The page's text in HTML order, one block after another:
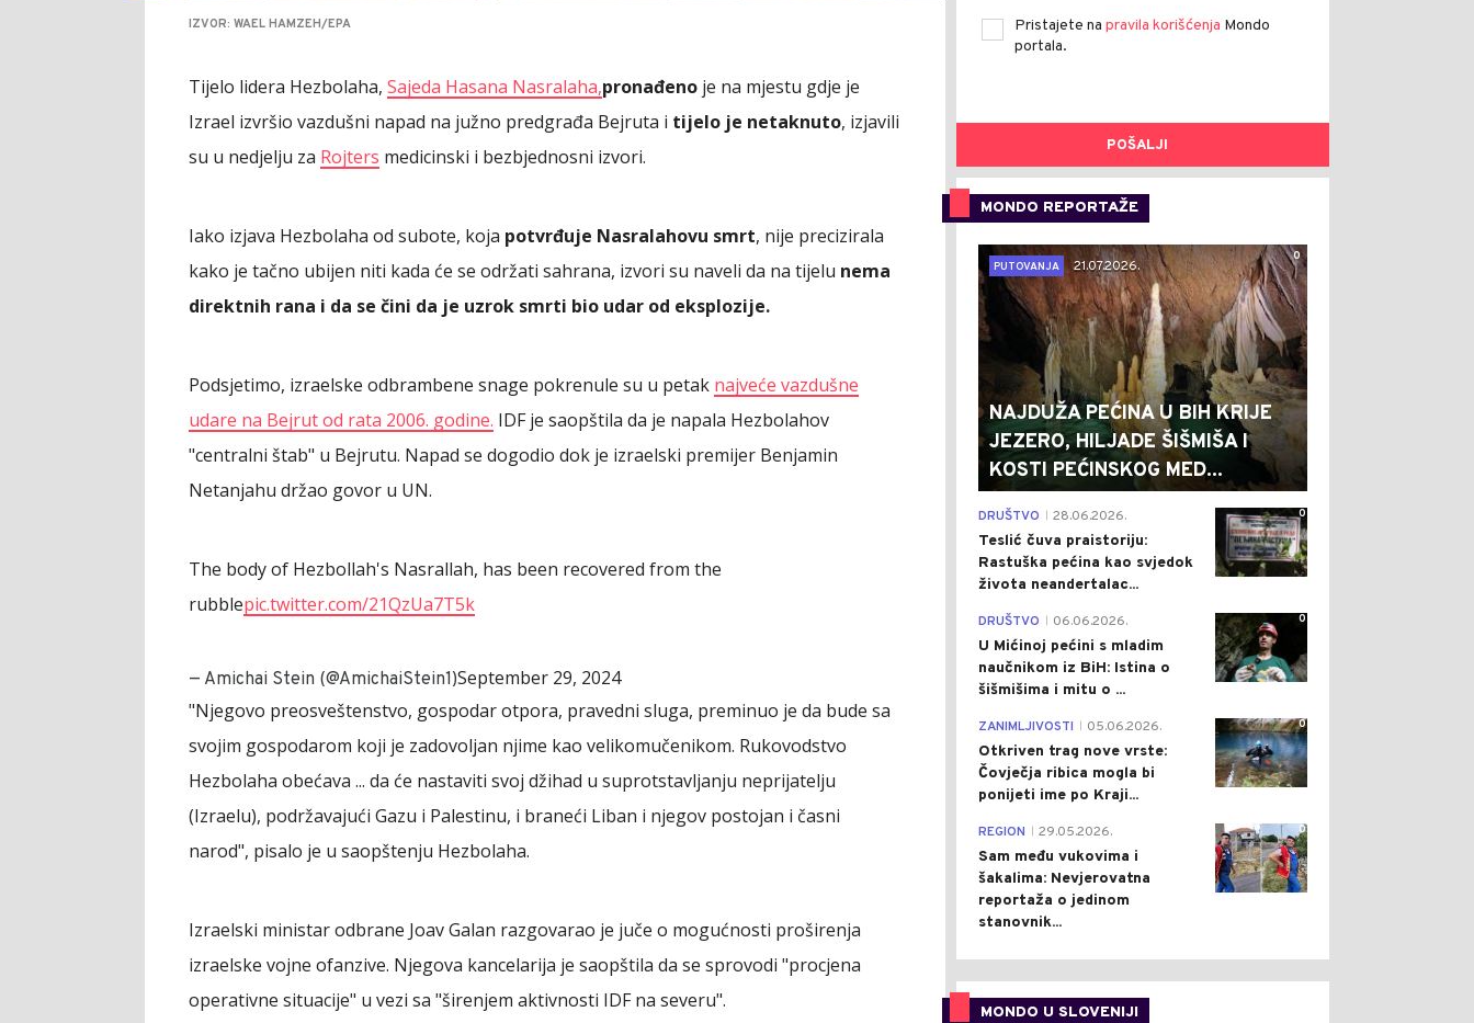
IZVOR: WAEL HAMZEH/EPA
Tijelo lidera Hezbolaha, Sajeda Hasana Nasralaha,pronađeno je na mjestu gdje je
Izrael izvršio vazdušni napad na južno predgrađa Bejruta i tijelo je netaknuto, izjavili
su u nedjelju za Rojters medicinski i bezbjednosni izvori.
Iako izjava Hezbolaha od subote, koja potvrđuje Nasralahovu smrt, nije precizirala
kako je tačno ubijen niti kada će se održati sahrana, izvori su naveli da na tijelu nema
direktnih rana i da se čini da je uzrok smrti bio udar od eksplozije.
Podsjetimo, izraelske odbrambene snage pokrenule su u petak najveće vazdušne
udare na Bejrut od rata 2006. godine. IDF je saopštila da je napala Hezbolahov
"centralni štab" u Bejrutu. Napad se dogodio dok je izraelski premijer Benjamin
Netanjahu držao govor u UN.
The body of Hezbollah's Nasrallah, has been recovered from the
rubblepic.twitter.com/21QzUa7T5k
— Amichai Stein (@AmichaiStein1)September 29, 2024
"Njegovo preosveštenstvo, gospodar otpora, pravedni sluga, preminuo je da bude sa
svojim gospodarom koji je zadovoljan njime kao velikomučenikom. Rukovodstvo
Hezbolaha obećava ... da će nastaviti svoj džihad u suprotstavljanju neprijatelju
(Izraelu), podržavajući Gazu i Palestinu, i braneći Liban i njegov postojan i časni
narod", pisalo je u saopštenju Hezbolaha.
Izraelski ministar odbrane Joav Galan razgovarao je juče o mogućnosti proširenja
izraelske vojne ofanzive. Njegova kancelarija je saopštila da se sprovodi "procjena
operativne situacije" u vezi sa "širenjem aktivnosti IDF na severu".
Pristajete na pravila korišćenja Mondo
portala.
POŠALJI
MONDO REPORTAŽE
0
PUTOVANJA
21.07.2026.
NAJDUŽA PEĆINA U BIH KRIJE
JEZERO, HILJADE ŠIŠMIŠA I
KOSTI PEĆINSKOG MED...
0
DRUŠTVO 28.06.2026.
Teslić čuva praistoriju:
Rastuška pećina kao svjedok
života neandertalac...
0
DRUŠTVO 06.06.2026.
U Mićinoj pećini s mladim
naučnikom iz BiH: Istina o
šišmišima i mitu o ...
0
ZANIMLJIVOSTI 05.06.2026.
Otkriven trag nove vrste:
Čovječja ribica mogla bi
ponijeti ime po Kraji...
0
REGION 29.05.2026.
Sam među vukovima i
šakalima: Nevjerovatna
reportaža o jedinom
stanovnik...
MONDO U SLOVENIJI